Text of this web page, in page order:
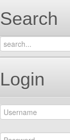
Search
Login